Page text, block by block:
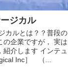
ジカル
カルとは？？普段の
の企業ですが， 実は
紹介します インテュ
Inc］ （...